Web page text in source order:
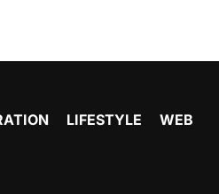
LIFESTYLE WEB